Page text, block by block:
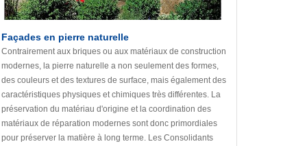
Façades en pierre naturelle
Contrairement aux briques ou aux matériaux de construction
modernes, la pierre naturelle a non seulement des formes,
des couleurs et des textures de surface, mais également des
caractéristiques physiques et chimiques très différentes. La
préservation du matériau d'origine et la coordination des
matériaux de réparation modernes sont donc primordiales
pour préserver la matière à long terme. Les Consolidants